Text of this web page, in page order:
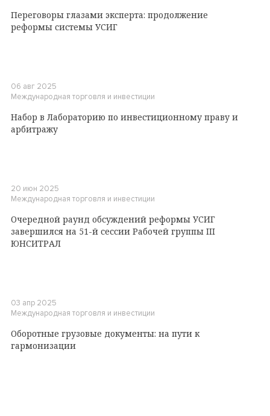
Переговоры глазами эксперта: продолжение
реформы системы УСИГ
06 авг 2025
Международная торговля и инвестиции
Набор в Лабораторию по инвестиционному праву и
арбитражу
20 июн 2025
Международная торговля и инвестиции
Очередной раунд обсуждений реформы УСИГ
завершился на 51-й сессии Рабочей группы III
ЮНСИТРАЛ
03 апр 2025
Международная торговля и инвестиции
Оборотные грузовые документы: на пути к
гармонизации